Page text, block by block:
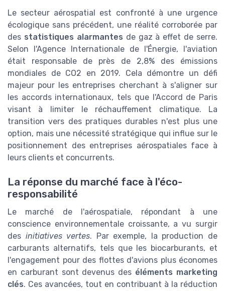
Le secteur aérospatial est confronté à une urgence
écologique sans précédent, une réalité corroborée par
des statistiques alarmantes de gaz à effet de serre.
Selon l'Agence Internationale de l'Énergie, l'aviation
était responsable de près de 2,8% des émissions
mondiales de CO2 en 2019. Cela démontre un défi
majeur pour les entreprises cherchant à s'aligner sur
les accords internationaux, tels que l'Accord de Paris
visant à limiter le réchauffement climatique. La
transition vers des pratiques durables n'est plus une
option, mais une nécessité stratégique qui influe sur le
positionnement des entreprises aérospatiales face à
leurs clients et concurrents.
La réponse du marché face à l'éco-
responsabilité
Le marché de l'aérospatiale, répondant à une
conscience environnementale croissante, a vu surgir
des initiatives vertes. Par exemple, la production de
carburants alternatifs, tels que les biocarburants, et
l'engagement pour des flottes d'avions plus économes
en carburant sont devenus des éléments marketing
clés. Ces avancées, tout en contribuant à la réduction